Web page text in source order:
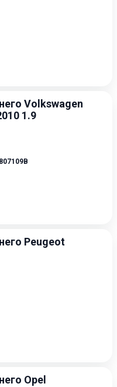
Volkswagen
1.9
Peugeot
Opel